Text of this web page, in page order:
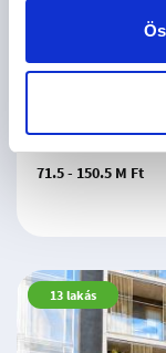
Budapest XIII.
71.5 - 150.5 M Ft
13 lakás